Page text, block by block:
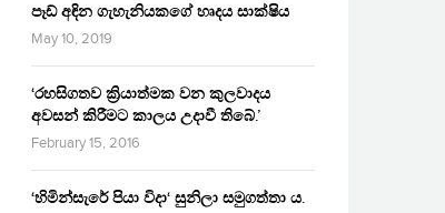
පෑඩ් අඳින ගැහැනියකගේ හෘදය සාක්ෂිය
May 10, 2019
‘රහසිගතව ක්‍රියාත්මක වන කුලවාදය
අවසන් කිරීමට කාලය උදාවී තිබේ.’
February 15, 2016
‘හිමින්සැරේ පියා විදා‘ සුනිලා සමුගත්තා ය.